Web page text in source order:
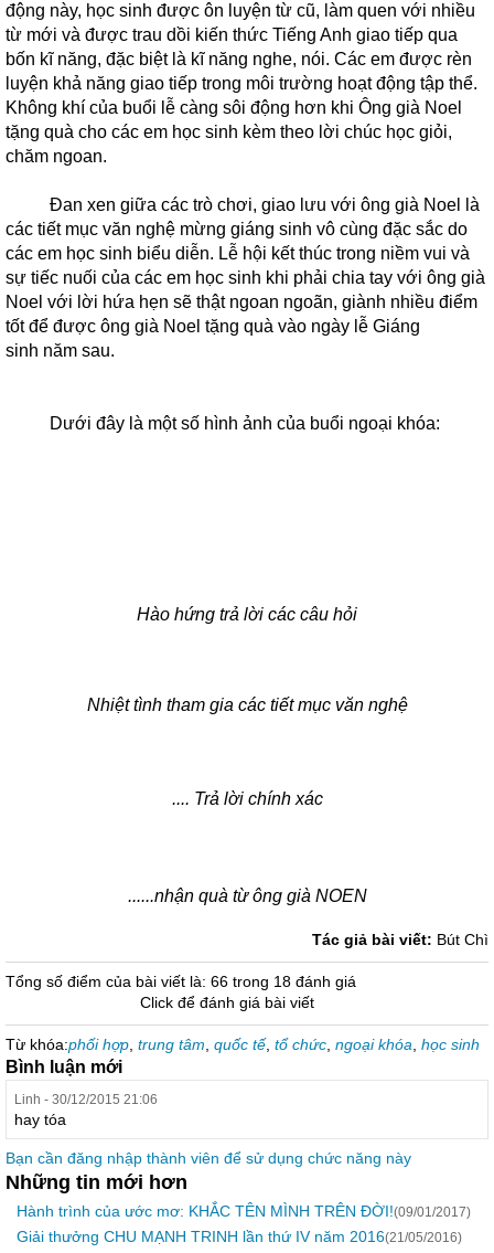
động này, học sinh được ôn luyện từ cũ, làm quen với nhiều
từ mới và được trau dồi kiến thức Tiếng Anh giao tiếp qua
bốn kĩ năng, đặc biệt là kĩ năng nghe, nói. Các em được rèn
luyện khả năng giao tiếp trong môi trường hoạt động tập thể.
Không khí của buổi lễ càng sôi động hơn khi Ông già Noel
tặng quà cho các em học sinh kèm theo lời chúc học giỏi,
chăm ngoan.
Đan xen giữa các trò chơi, giao lưu với ông già Noel là
các tiết mục văn nghệ mừng giáng sinh vô cùng đặc sắc do
các em học sinh biểu diễn. Lễ hội kết thúc trong niềm vui và
sự tiếc nuối của các em học sinh khi phải chia tay với ông già
Noel với lời hứa hẹn sẽ thật ngoan ngoãn, giành nhiều điểm
tốt để được ông già Noel tặng quà vào ngày lễ Giáng
sinh năm sau.
Dưới đây là một số hình ảnh của buổi ngoại khóa:
Hào hứng trả lời các câu hỏi
Nhiệt tình tham gia các tiết mục văn nghệ
.... Trả lời chính xác
......nhận quà từ ông già NOEN
Tác giả bài viết: Bút Chì
Tổng số điểm của bài viết là: 66 trong 18 đánh giá
Click để đánh giá bài viết
Từ khóa:phối hợp trung tâm quốc tế, tổ chức ngoại khóa học sinh
Bình luận mới
Linh - 30/12/2015 21:06
hay tóa
Bạn cần đăng nhập thành viên để sử dụng chức năng này
Những tin mới hơn
Hành trình của ước mơ: KHẮC TÊN MÌNH TRÊN ĐỜI!(09/01/2017)
Giải thưởng CHU MẠNH TRINH lần thứ IV năm 2016(21/05/2016)